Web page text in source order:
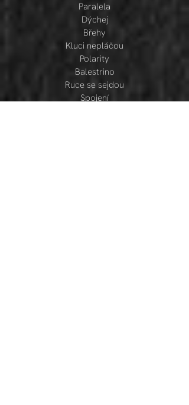
Paralela
Dýchej
Břehy
Kluci nepláčou
Polarity
Balestrino
Ruce se sejdou
Spojení